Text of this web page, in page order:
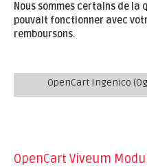
Nous sommes certains de la
pouvait fonctionner avec
remboursons.
OpenCart Ingenico
OpenCart Viveum